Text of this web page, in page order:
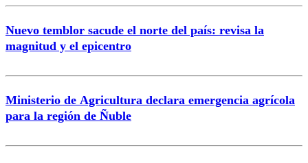
Nuevo temblor sacude el norte del país: revisa la
magnitud y el epicentro
Ministerio de Agricultura declara emergencia agrícola
para la región de Ñuble